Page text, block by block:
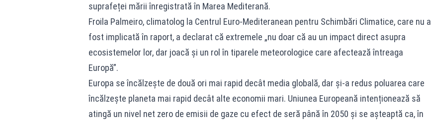
suprafeței mării înregistrată în Marea Mediterană.
Froila Palmeiro, climatolog la Centrul Euro-Mediteranean pentru Schimbări Climatice, care nu a
fost implicată în raport, a declarat că extremele „nu doar că au un impact direct asupra
ecosistemelor lor, dar joacă și un rol în tiparele meteorologice care afectează întreaga
Europă”.
Europa se încălzește de două ori mai rapid decât media globală, dar și-a redus poluarea care
încălzește planeta mai rapid decât alte economii mari. Uniunea Europeană intenționează să
atingă un nivel net zero de emisii de gaze cu efect de seră până în 2050 și se așteaptă ca, în